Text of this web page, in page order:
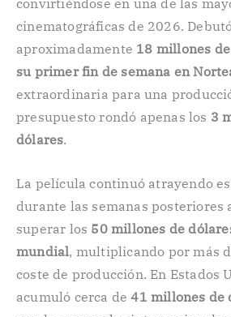
convirtiéndose en una de las
cinematográficas de 2026.
aproximadamente 18 millones
su primer fin de semana en
extraordinaria para una
presupuesto rondó apenas los 3
dólares.
La película continuó atrayendo
durante las semanas posteriores
superar los 50 millones de
mundial, multiplicando por más
coste de producción. En Estados
acumuló cerca de41 millones de